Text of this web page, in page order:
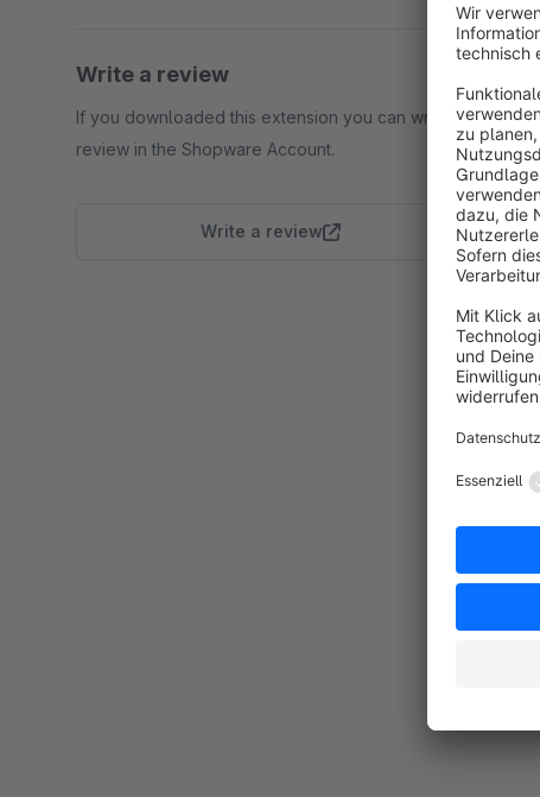
Write a review
If you downloaded this extension you can write a
review in the Shopware Account.
Write a review